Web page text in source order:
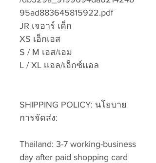
95ad883645815922.pdf
JR เจอาร์ เด็ก
XS เอ็กเอส
S / M เอส/เอม
L / XL เเอล/เอ็กซ์เเอล
SHIPPING POLICY: นโยบาย
การจัดส่ง:
Thailand: 3-7 working-business
day after paid shopping card